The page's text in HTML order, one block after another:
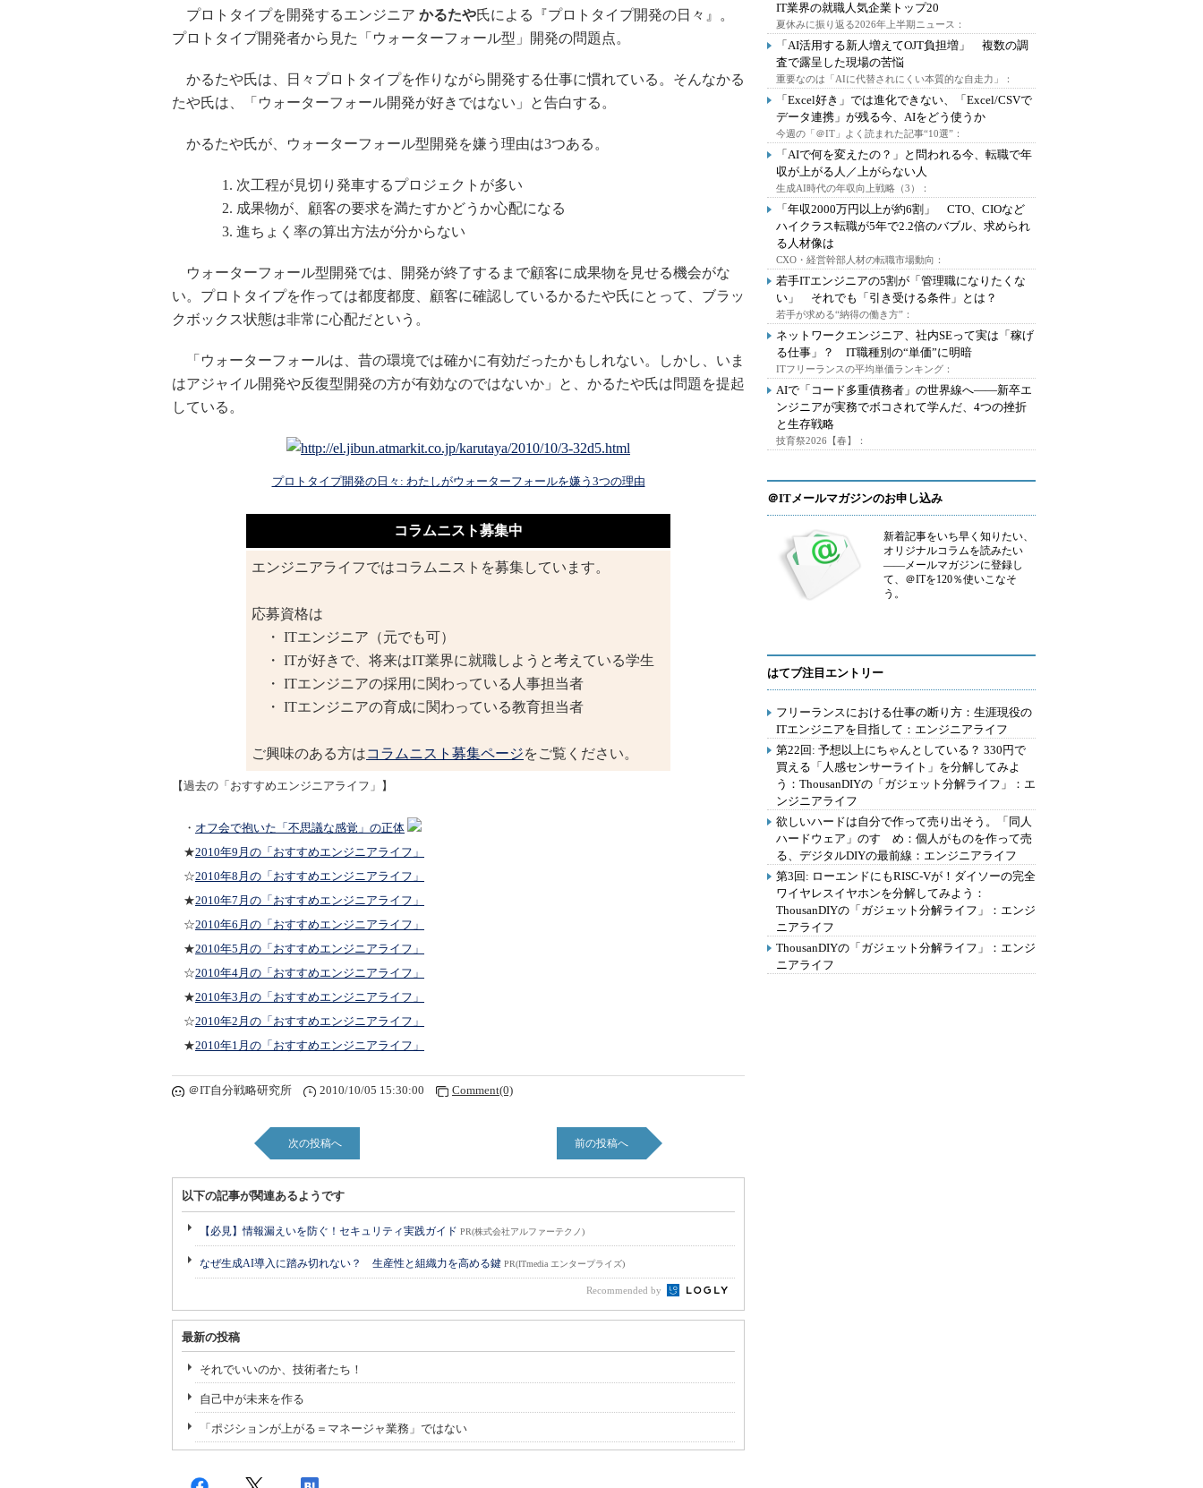
プロトタイプを開発するエンジニア かるたや氏による『プロトタイプ開発の日々』。
プロトタイプ開発者から見た「ウォーターフォール型」開発の問題点。
かるたや氏は、日々プロトタイプを作りながら開発する仕事に慣れている。そんなかる
たや氏は、「ウォーターフォール開発が好きではない」と告白する。
かるたや氏が、ウォーターフォール型開発を嫌う理由は3つある。
次工程が見切り発車するプロジェクトが多い
成果物が、顧客の要求を満たすかどうか心配になる
進ちょく率の算出方法が分からない
ウォーターフォール型開発では、開発が終了するまで顧客に成果物を見せる機会がな
い。プロトタイプを作っては都度都度、顧客に確認しているかるたや氏にとって、ブラッ
クボックス状態は非常に心配だという。
「ウォーターフォールは、昔の環境では確かに有効だったかもしれない。しかし、いま
はアジャイル開発や反復型開発の方が有効なのではないか」と、かるたや氏は問題を提起
している。
プロトタイプ開発の日々: わたしがウォーターフォールを嫌う3つの理由
コラムニスト募集中
エンジニアライフではコラムニストを募集しています。
応募資格は
・ ITエンジニア（元でも可）
・ ITが好きで、将来はIT業界に就職しようと考えている学生
・ ITエンジニアの採用に関わっている人事担当者
・ ITエンジニアの育成に関わっている教育担当者
ご興味のある方はコラムニスト募集ページをご覧ください。
【過去の「おすすめエンジニアライフ」】
・ オフ会で抱いた「不思議な感覚」の正体
★2010年9月の「おすすめエンジニアライフ」
☆2010年8月の「おすすめエンジニアライフ」
★2010年7月の「おすすめエンジニアライフ」
☆2010年6月の「おすすめエンジニアライフ」
★2010年5月の「おすすめエンジニアライフ」
☆2010年4月の「おすすめエンジニアライフ」
★2010年3月の「おすすめエンジニアライフ」
☆2010年2月の「おすすめエンジニアライフ」
★2010年1月の「おすすめエンジニアライフ」
＠IT自分戦略研究所 2010/10/05 15:30:00 Comment(0)
次の投稿へ 前の投稿へ
以下の記事が関連あるようです
【必見】情報漏えいを防ぐ！セキュリティ実践ガイド PR(株式会社アルファーテクノ)
なぜ生成AI導入に踏み切れない？ 生産性と組織力を高める鍵 PR(ITmedia エンタープライズ)
Recommended by
最新の投稿
それでいいのか、技術者たち！
自己中が未来を作る
「ポジションが上がる＝マネージャ業務」ではない
IT業界の就職人気企業トップ20
夏休みに振り返る2026年上半期ニュース：
「AI活用する新人増えてOJT負担増」 複数の調
査で露呈した現場の苦悩
重要なのは「AIに代替されにくい本質的な自走力」：
「Excel好き」では進化できない、「Excel/CSVで
データ連携」が残る今、AIをどう使うか
今週の「＠IT」よく読まれた記事“10選”：
「AIで何を変えたの？」と問われる今、転職で年
収が上がる人／上がらない人
生成AI時代の年収向上戦略（3）：
「年収2000万円以上が約6割」 CTO、CIOなど
ハイクラス転職が5年で2.2倍のバブル、求められ
る人材像は
CXO・経営幹部人材の転職市場動向：
若手ITエンジニアの5割が「管理職になりたくな
い」 それでも「引き受ける条件」とは？
若手が求める“納得の働き方”：
ネットワークエンジニア、社内SEって実は「稼げ
る仕事」？ IT職種別の“単価”に明暗
ITフリーランスの平均単価ランキング：
AIで「コード多重債務者」の世界線へ――新卒エ
ンジニアが実務でボコされて学んだ、4つの挫折
と生存戦略
技育祭2026【春】：
＠ITメールマガジンのお申し込み
新着記事をいち早く知りたい、
オリジナルコラムを読みたい
――メールマガジンに登録し
て、＠ITを120％使いこなそ
う。
はてブ注目エントリー
フリーランスにおける仕事の断り方：生涯現役の
ITエンジニアを目指して：エンジニアライフ
第22回: 予想以上にちゃんとしている？ 330円で
買える「人感センサーライト」を分解してみよ
う：ThousanDIYの「ガジェット分解ライフ」：エ
ンジニアライフ
欲しいハードは自分で作って売り出そう。「同人
ハードウェア」のすゝめ：個人がものを作って売
る、デジタルDIYの最前線：エンジニアライフ
第3回: ローエンドにもRISC-Vが！ダイソーの完全
ワイヤレスイヤホンを分解してみよう：
ThousanDIYの「ガジェット分解ライフ」：エンジ
ニアライフ
ThousanDIYの「ガジェット分解ライフ」：エンジ
ニアライフ